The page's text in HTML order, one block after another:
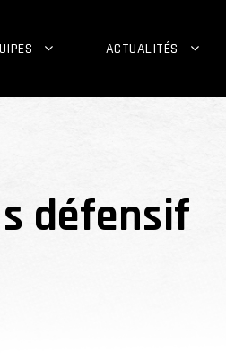
ACTUALITÉS
défensif